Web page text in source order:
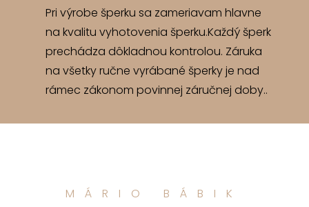
Pri výrobe šperku sa zameriavam hlavne
na kvalitu vyhotovenia šperku.Každý šperk
prechádza dôkladnou kontrolou. Záruka
na všetky ručne vyrábané šperky je nad
rámec zákonom povinnej záručnej doby..
MÁRIO BÁBIK